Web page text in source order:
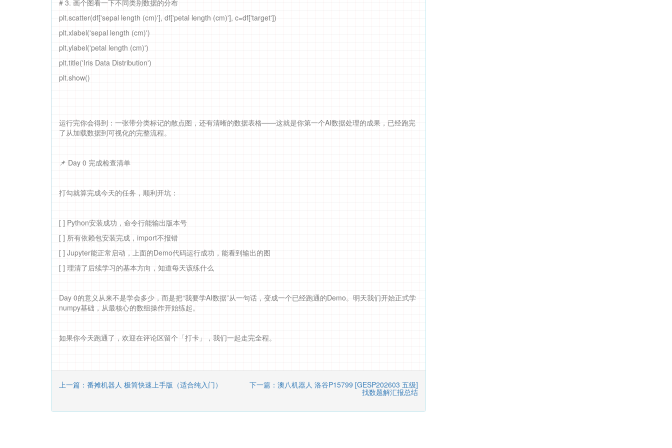
# 3. 画个图看一下不同类别数据的分布
plt.scatter(df['sepal length (cm)'], df['petal length (cm)'], c=df['target'])
plt.xlabel('sepal length (cm)')
plt.ylabel('petal length (cm)')
plt.title('Iris Data Distribution')
plt.show()
运行完你会得到：一张带分类标记的散点图，还有清晰的数据表格——这就是你第一个AI数据处理的成果，已经跑完
了从加载数据到可视化的完整流程。
📌 Day 0 完成检查清单
打勾就算完成今天的任务，顺利开坑：
[ ] Python安装成功，命令行能输出版本号
[ ] 所有依赖包安装完成，import不报错
[ ] Jupyter能正常启动，上面的Demo代码运行成功，能看到输出的图
[ ] 理清了后续学习的基本方向，知道每天该练什么
Day 0的意义从来不是学会多少，而是把“我要学AI数据”从一句话，变成一个已经跑通的Demo。明天我们开始正式学
numpy基础，从最核心的数组操作开始练起。
如果你今天跑通了，欢迎在评论区留个「打卡」，我们一起走完全程。
上一篇：番摊机器人 极简快速上手版（适合纯入门） 下一篇：澳八机器人 洛谷P15799 [GESP202603 五级]
找数题解汇报总结